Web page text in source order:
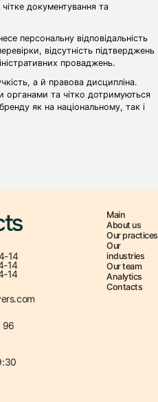
документування та
персональну відповідальність
відсутність підтверджень
проваджень.
а й правова дисципліна.
органами та чітко дотримуються
як на національному, так і
14
14
14
96
Main
About us
Our practices
Our
industries
Our team
Analytics
Contacts